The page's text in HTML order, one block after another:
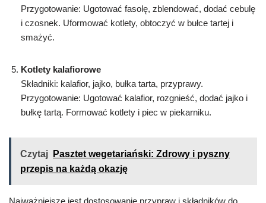
Przygotowanie: Ugotować fasolę, zblendować, dodać cebulę
i czosnek. Uformować kotlety, obtoczyć w bułce tartej i
smażyć.
Kotlety kalafiorowe
Składniki: kalafior, jajko, bułka tarta, przyprawy.
Przygotowanie: Ugotować kalafior, rozgnieść, dodać jajko i
bułkę tartą. Formować kotlety i piec w piekarniku.
Czytaj
Pasztet wegetariański: Zdrowy i pyszny
przepis na każdą okazję
Najważniejsze jest dostosowanie przypraw i składników do